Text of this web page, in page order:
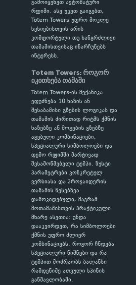
გამოიყენეთ ავტომატური
რეჟიმი. ასე უკეთ გაიგებთ,
Totem Towers უფრო მოკლე
სესიებისთვის არის
კომფორტული თუ ხანგრძლივი
თამაშისთვისაც ინარჩუნებს
ინტერესს.
Totem Towers: როგორ
იკითხება თამაში
Totem Towers-ის მექანიკა
ეფუძნება 10 ხაზის ან
შესაბამისი გზების ლოგიკას და
თამაშის ძირითად რიტმს ქმნის
ხაზებზე ან მოგების გზებზე
აგებული კომბინაციები,
სპეციალური სიმბოლოები და
დემო რეჟიმში მარტივად
შესამოწმებელი ტემპი. ზუსტი
პარამეტრები კონკრეტულ
ვერსიასა და პროვაიდერის
თამაშის წესებზეა
დამოკიდებული, მაგრამ
მოთამაშისთვის პრაქტიკული
მხარე ასეთია: უნდა
დააკვირდეთ, რა სიმბოლოები
ქმნის უფრო ძლიერ
კომბინაციებს, როგორ ჩნდება
სპეციალური ნიშნები და რა
ტემპით მოძრაობს ბალანსი
რამდენიმე ათეული სპინის
განმავლობაში.